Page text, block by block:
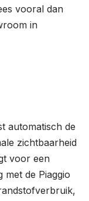
vooral dan
in
automatisch de
zichtbaarheid
voor een
de Piaggio